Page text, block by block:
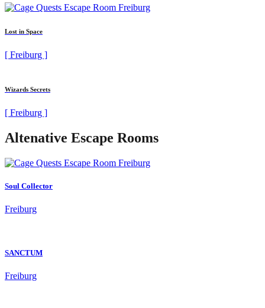
Lost in Space
[ Freiburg ]
Wizards Secrets
[ Freiburg ]
Altenative Escape Rooms
Soul Collector
Freiburg
SANCTUM
Freiburg